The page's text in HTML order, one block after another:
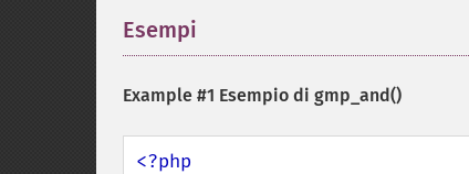
Esempi
Example #1 Esempio di gmp_and()
<?php